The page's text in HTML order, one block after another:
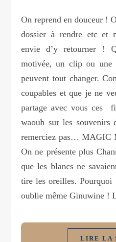
On reprend en douceur ! On nous parle de devoir,
dossier à rendre etc et
envie d’y retourner !
motivée, un clip ou une
peuvent tout changer.
coupables et que je ne
partage avec vous ces
waouh sur les souvenirs
remerciez pas… MAGIC
On ne présente plus
que les blancs ne
tire les oreilles. Pourquoi
oublie même Ginuwine !
LIRE LA